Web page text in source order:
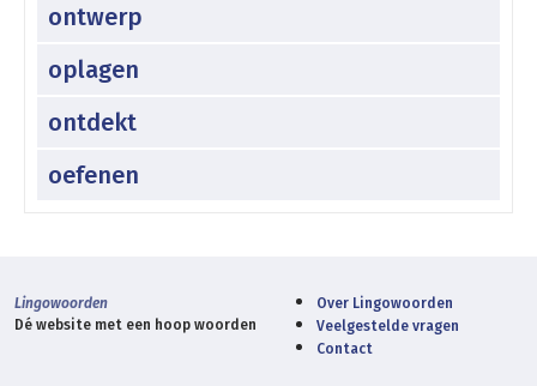
ontwerp
oplagen
ontdekt
oefenen
Lingowoorden
Dé website met een hoop woorden
Over Lingowoorden
Veelgestelde vragen
Contact